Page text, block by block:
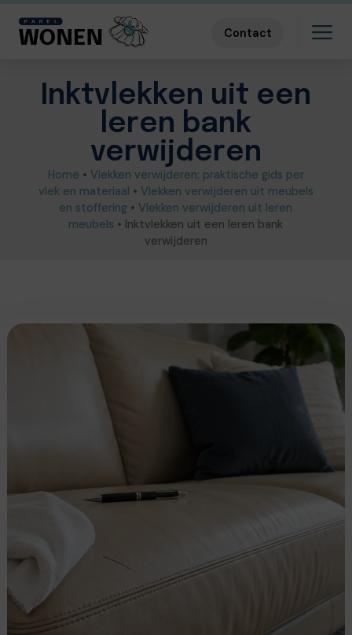
Contact
Inktvlekken uit een
leren bank
verwijderen
Home • Vlekken verwijderen: praktische gids per
vlek en materiaal • Vlekken verwijderen uit meubels
en stoffering • Vlekken verwijderen uit leren
meubels • Inktvlekken uit een leren bank
verwijderen